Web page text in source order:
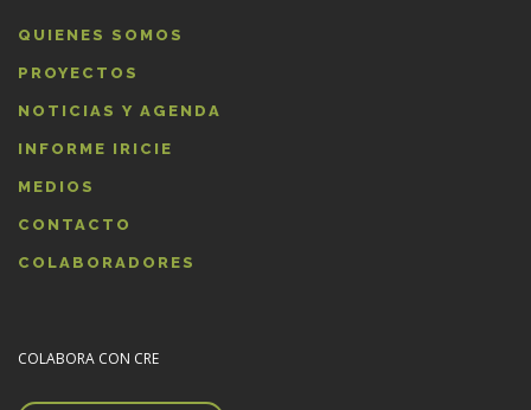
QUIENES SOMOS
PROYECTOS
NOTICIAS Y AGENDA
INFORME IRICIE
MEDIOS
CONTACTO
COLABORADORES
COLABORA CON CRE